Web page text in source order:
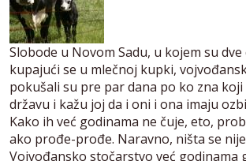
Slobode u Novom Sadu, u kojem su
kupajući se u mlečnoj kupki,
pokušali su pre par dana po ko zna
državu i kažu joj da i oni i ona imaju
Kako ih već godinama ne čuje, eto,
ako prođe-prođe. Naravno, ništa se
Vojvođansko stočarstvo već godinama